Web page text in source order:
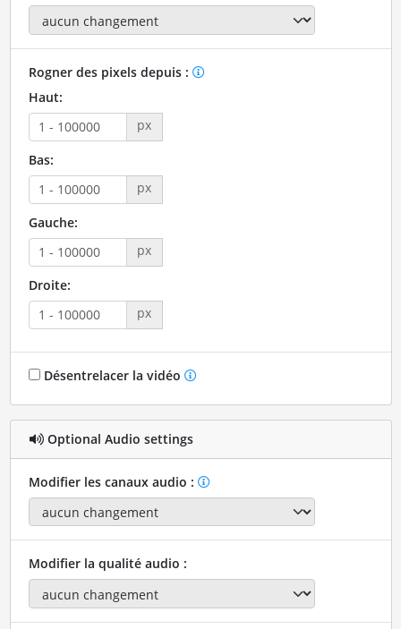
Rogner des pixels depuis :
Haut:
px
Bas:
px
Gauche:
px
Droite:
px
Désentrelacer la vidéo
Optional Audio settings
Modifier les canaux audio :
Modifier la qualité audio :